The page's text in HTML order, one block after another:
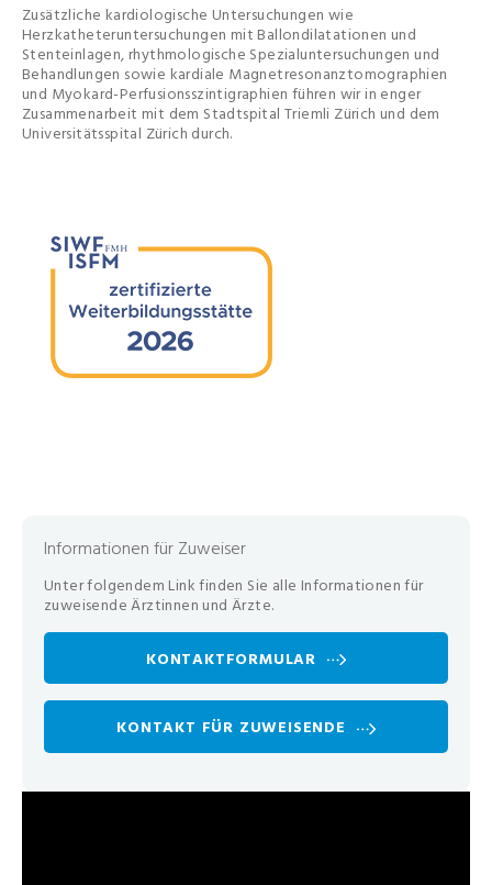
Zusätzliche kardiologische Untersuchungen wie
Herzkatheteruntersuchungen mit Ballondilatationen und
Stenteinlagen, rhythmologische Spezialuntersuchungen und
Behandlungen sowie kardiale Magnetresonanztomographien
und Myokard-Perfusionsszintigraphien führen wir in enger
Zusammenarbeit mit dem Stadtspital Triemli Zürich und dem
Universitätsspital Zürich durch.
Informationen für Zuweiser
Unter folgendem Link finden Sie alle Informationen für
zuweisende Ärztinnen und Ärzte.
KONTAKTFORMULAR
KONTAKT FÜR ZUWEISENDE